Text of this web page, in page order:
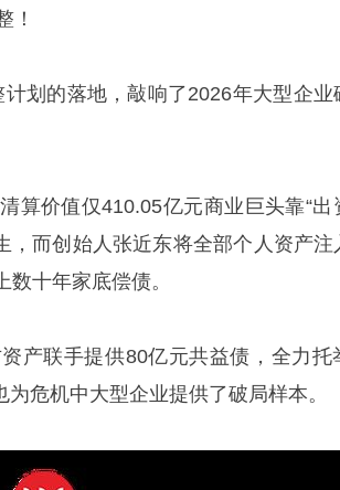
！
划的落地，敲响了2026年大型企业
算价值仅410.05亿元商业巨头靠“出
，而创始人张近东将全部个人资产注
十年家底偿债。
产联手提供80亿元共益债，全力托
危机中大型企业提供了破局样本。